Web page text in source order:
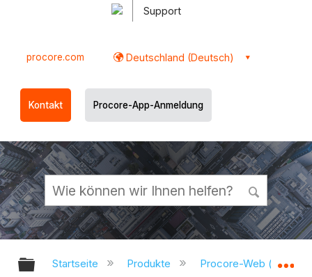
Support
procore.com Deutschland (Deutsch)
Kontakt Procore-App-Anmeldung
Globale Hierarchie auf- und
Startseite Produkte Procore-Web